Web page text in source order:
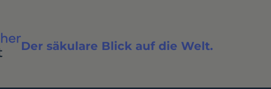
Der säkulare Blick auf die Welt.